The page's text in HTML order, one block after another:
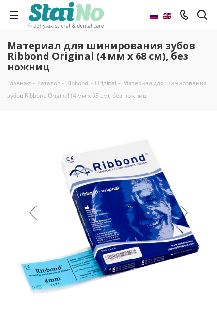
Материал для шинирования зубов
Ribbond Original (4 мм x 68 см), без
ножниц
Главная - Каталог - Ribbond - Original - Материал для шинирования
зубов Ribbond Original (4 мм x 68 см), без ножниц